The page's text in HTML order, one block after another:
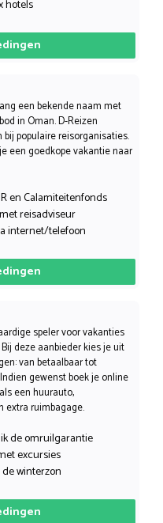
hotels
een bekende naam met
in Oman. D-Reizen
populaire reisorganisaties.
een goedkope vakantie naar
en Calamiteitenfonds
reisadviseur
internet/telefoon
speler voor vakanties
deze aanbieder kies je uit
van betaalbaar tot
gewenst boek je online
een huurauto,
extra ruimbagage.
de omruilgarantie
excursies
winterzon